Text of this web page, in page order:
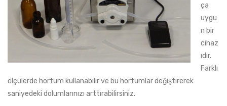
ça
uygu
n bir
cihaz
ıdır.
Farklı
ölçülerde hortum kullanabilir ve bu hortumlar değiştirerek
saniyedeki dolumlarınızı arttırabilirsiniz.